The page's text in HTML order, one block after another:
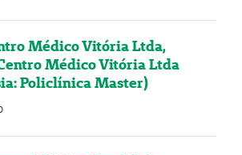
Médico Vitória Ltda,
Médico Vitória Ltda
Policlínica Master)